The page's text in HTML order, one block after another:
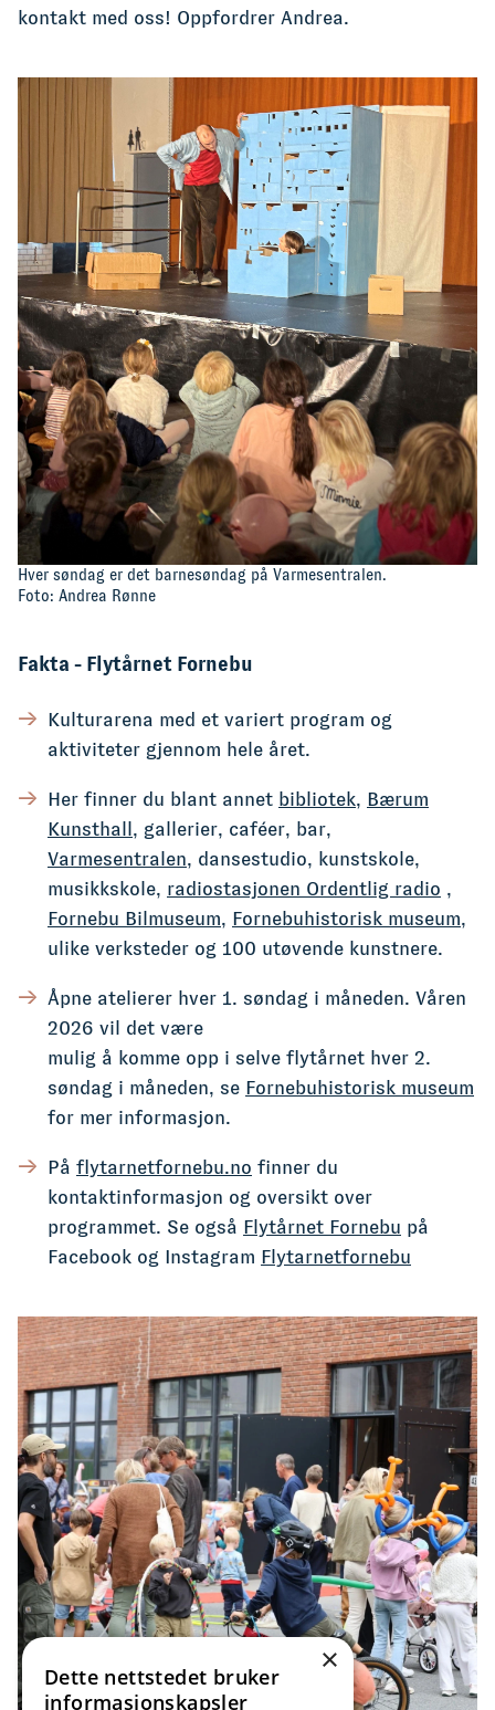
kontakt med oss! Oppfordrer Andrea.
Hver søndag er det barnesøndag på Varmesentralen.
Foto: Andrea Rønne
Fakta - Flytårnet Fornebu
Kulturarena med et variert program og
aktiviteter gjennom hele året.
Her finner du blant annet bibliotek, Bærum
Kunsthall, gallerier, caféer, bar,
Varmesentralen, dansestudio, kunstskole,
musikkskole, radiostasjonen Ordentlig radio ,
Fornebu Bilmuseum, Fornebuhistorisk museum,
ulike verksteder og 100 utøvende kunstnere.
Åpne atelierer hver 1. søndag i måneden. Våren
2026 vil det være
mulig å komme opp i selve flytårnet hver 2.
søndag i måneden, se Fornebuhistorisk museum
for mer informasjon.
På flytarnetfornebu.no finner du
kontaktinformasjon og oversikt over
programmet. Se også Flytårnet Fornebu på
Facebook og Instagram Flytarnetfornebu
×
Dette nettstedet bruker
informasjonskapsler